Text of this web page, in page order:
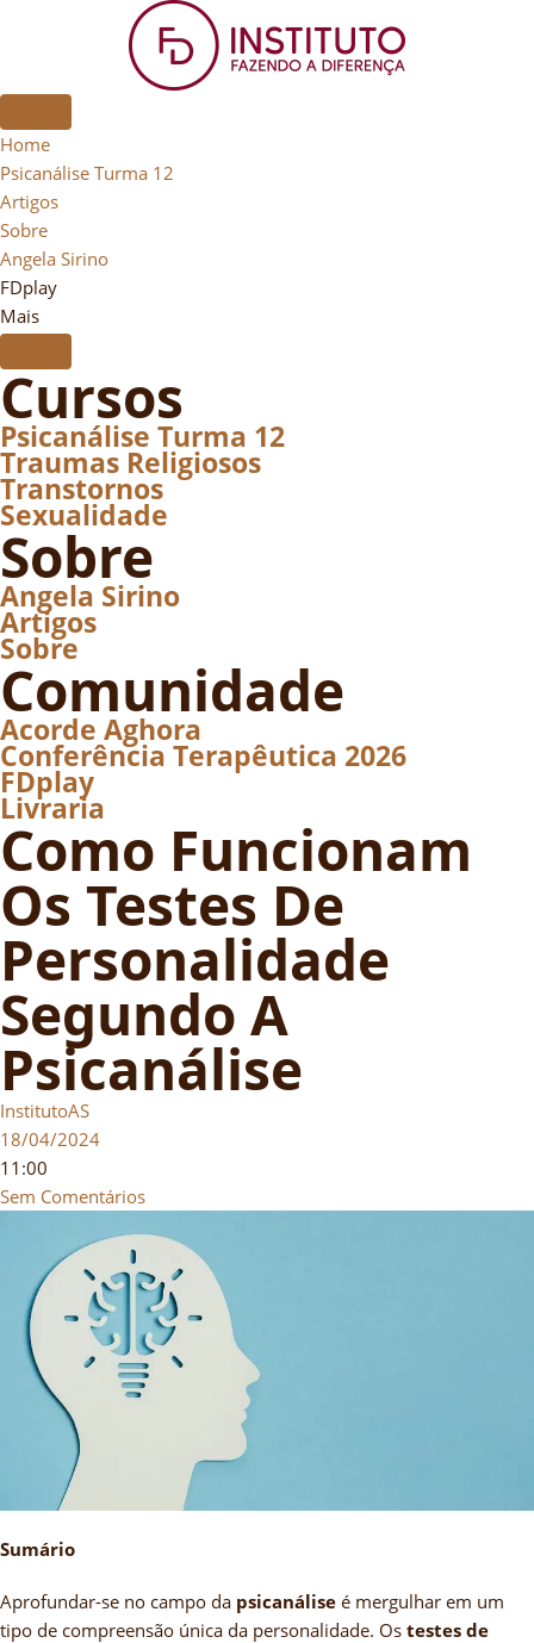
Home
Psicanálise Turma 12
Artigos
Sobre
Angela Sirino
FDplay
Mais
Cursos
Psicanálise Turma 12
Traumas Religiosos
Transtornos
Sexualidade
Sobre
Angela Sirino
Artigos
Sobre
Comunidade
Acorde Aghora
Conferência Terapêutica 2026
FDplay
Livraria
Como Funcionam
Os Testes De
Personalidade
Segundo A
Psicanálise
InstitutoAS
18/04/2024
11:00
Sem Comentários
Sumário
Aprofundar-se no campo da psicanálise é mergulhar em um
tipo de compreensão única da personalidade. Os testes de